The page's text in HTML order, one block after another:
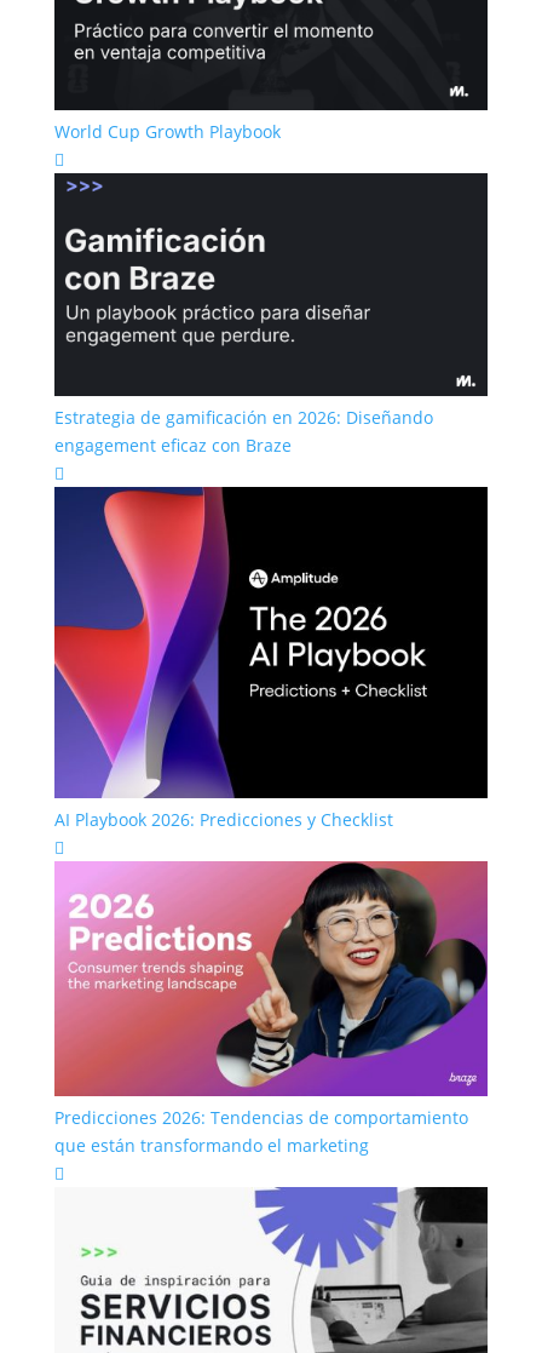
World Cup Growth Playbook

Estrategia de gamificación en 2026: Diseñando
engagement eficaz con Braze

AI Playbook 2026: Predicciones y Checklist

Predicciones 2026: Tendencias de comportamiento
que están transformando el marketing
